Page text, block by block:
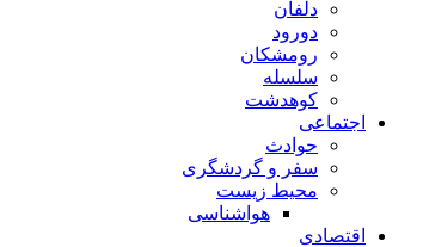
دلفان
دورود
رومشکان
سلسله
کوهدشت
اجتماعی
حوادث
سفر و گردشگری
محیط زیست
هواشناسی
اقتصادی